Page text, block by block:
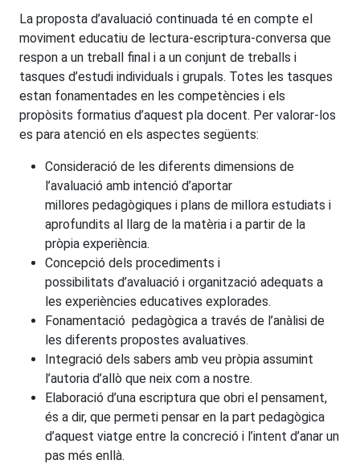
La proposta d’avaluació continuada té en compte el
moviment educatiu de lectura-escriptura-conversa que
respon a un treball final i a un conjunt de treballs i
tasques d’estudi individuals i grupals. Totes les tasques
estan fonamentades en les competències i els
propòsits formatius d’aquest pla docent. Per valorar-los
es para atenció en els aspectes següents:
Consideració de les diferents dimensions de
l’avaluació amb intenció d’aportar
millores pedagògiques i plans de millora estudiats i
aprofundits al llarg de la matèria i a partir de la
pròpia experiència.
Concepció dels procediments i
possibilitats d’avaluació i organització adequats a
les experiències educatives explorades.
Fonamentació pedagògica a través de l’anàlisi de
les diferents propostes avaluatives.
Integració dels sabers amb veu pròpia assumint
l’autoria d’allò que neix com a nostre.
Elaboració d’una escriptura que obri el pensament,
és a dir, que permeti pensar en la part pedagògica
d’aquest viatge entre la concreció i l’intent d’anar un
pas més enllà.